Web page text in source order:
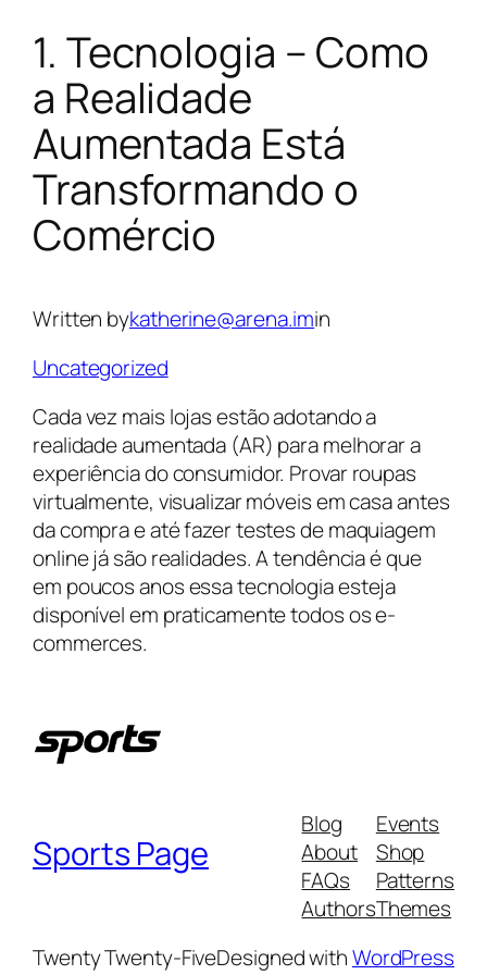
Skip
content
1. Tecnologia – Como
a Realidade
Aumentada Está
Transformando o
Comércio
Written bykatherine@arena.imin
Uncategorized
Cada vez mais lojas estão adotando a
realidade aumentada (AR) para melhorar a
experiência do consumidor. Provar roupas
virtualmente, visualizar móveis em casa antes
da compra e até fazer testes de maquiagem
online já são realidades. A tendência é que
em poucos anos essa tecnologia esteja
disponível em praticamente todos os e-
commerces.
Sports Page
Blog
About
FAQs
Authors
Events
Shop
Patterns
Themes
Twenty Twenty-FiveDesigned withWordPress